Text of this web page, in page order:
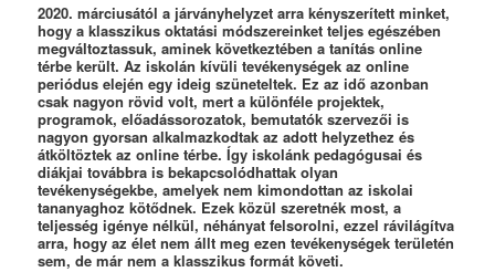
2020. márciusától a járványhelyzet arra kényszerített minket,
hogy a klasszikus oktatási módszereinket teljes egészében
megváltoztassuk, aminek következtében a tanítás online
térbe került. Az iskolán kívüli tevékenységek az online
periódus elején egy ideig szüneteltek. Ez az idő azonban
csak nagyon rövid volt, mert a különféle projektek,
programok, előadássorozatok, bemutatók szervezői is
nagyon gyorsan alkalmazkodtak az adott helyzethez és
átköltöztek az online térbe. Így iskolánk pedagógusai és
diákjai továbbra is bekapcsolódhattak olyan
tevékenységekbe, amelyek nem kimondottan az iskolai
tananyaghoz kötődnek. Ezek közül szeretnék most, a
teljesség igénye nélkül, néhányat felsorolni, ezzel rávilágítva
arra, hogy az élet nem állt meg ezen tevékenységek területén
sem, de már nem a klasszikus formát követi.